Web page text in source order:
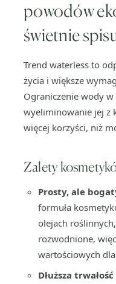
powodów
świetnie
Trend waterless to
życia i większe
Ograniczenie wody
wyeliminowanie jej z
więcej korzyści, niż
Zalety
Prosty, ale
formuła
olejach
rozwodnione,
wartościowych
Dłuższa trwałość